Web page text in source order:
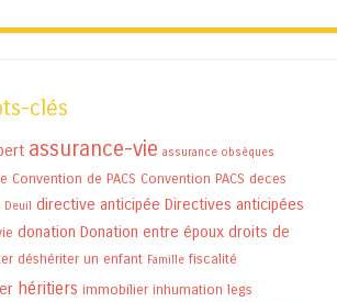
clés
assurance-vie assurance obsèques
Convention de PACS Convention PACS deces
Deuil directive anticipée Directives anticipées
donation Donation entre époux droits de
déshériter un enfant Famille fiscalité
héritiers immobilier inhumation legs